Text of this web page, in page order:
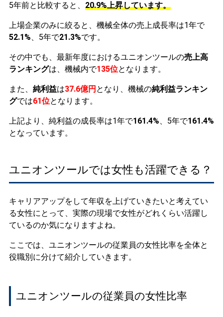
5年前と比較すると、 20.9%上昇しています。
上場企業のみに絞ると、機械全体の売上成長率は1年で
52.1%、5年で21.3%です。
その中でも、最新年度におけるユニオンツールの売上高
ランキングは、機械内で135位となります。
また、 純利益は37.6億円 となり、機械の純利益ランキン
グでは61位となります。
上記より、純利益の成長率は1年で161.4%、5年で161.4%
となっています。
ユニオンツールでは女性も活躍できる？
キャリアアップをして年収を上げていきたいと考えてい
る女性にとって、実際の現場で女性がどれくらい活躍し
ているのか気になりますよね。
ここでは、ユニオンツールの従業員の女性比率を全体と
役職別に分けて紹介していきます。
ユニオンツールの従業員の女性比率